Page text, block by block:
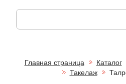
Главная страница Каталог
Такелаж